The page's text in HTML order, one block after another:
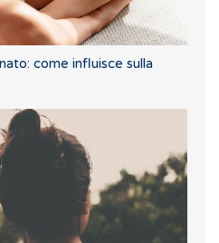
come influisce sulla